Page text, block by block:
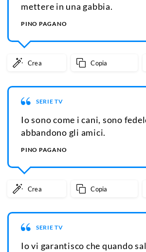
mettere in una gabbia.
PINO PAGANO
Crea Copia
SERIE TV
Io sono come i cani, sono
abbandono gli amici.
PINO PAGANO
Crea Copia
SERIE TV
Io vi garantisco che quando